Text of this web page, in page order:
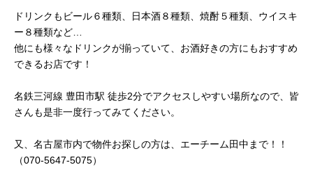
ドリンクもビール６種類、日本酒８種類、焼酎５種類、ウイスキ
ー８種類など…
他にも様々なドリンクが揃っていて、お酒好きの方にもおすすめ
できるお店です！
名鉄三河線 豊田市駅 徒歩2分でアクセスしやすい場所なので、皆
さんも是非一度行ってみてください。
又、名古屋市内で物件お探しの方は、エーチーム田中まで！！
（070-5647-5075）